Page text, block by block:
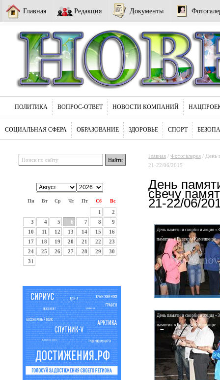
Главная Редакция Документы
ПОЛИТИКА ВОПРОС-ОТВЕТ НОВОСТИ КОМПАНИЙ
СОЦИАЛЬНАЯ СФЕРА ОБРАЗОВАНИЕ ЗДОРОВЬЕ СПОРТ
Пн Вт Ср Чт Пт Сб Вс
1
2
3
4 5 6 7 8
9
10
11 12 13 14 15
16
17
18 19 20 21 22
23
24
25 26 27 28 29
30
31
Главная / Фотогалерея / День
21-22/06/2015
День
свечу
21-22/06/
День памяти и скорби и акция
памяти» в Русском Камешкире
День памяти и скорби и акция
памяти» в Русском Камешкире